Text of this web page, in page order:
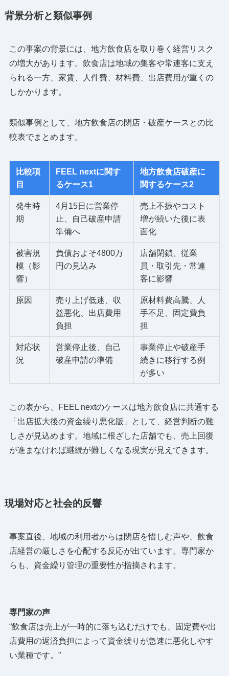
背景分析と類似事例
この事案の背景には、地方飲食店を取り巻く経営リスク
の増大があります。飲食店は地域の集客や常連客に支え
られる一方、家賃、人件費、材料費、出店費用が重くの
しかかります。
類似事例として、地方飲食店の閉店・破産ケースとの比
較表でまとめます。
比較項
目
FEEL nextに関す
るケース1
地方飲食店破産に
関するケース2
発生時
期
4月15日に営業停
止、自己破産申請
準備へ
売上不振やコスト
増が続いた後に表
面化
被害規
模（影
響）
負債およそ4800万
円の見込み
店舗閉鎖、従業
員・取引先・常連
客に影響
原因
売り上げ低迷、収
益悪化、出店費用
負担
原材料費高騰、人
手不足、固定費負
担
対応状
況
営業停止後、自己
破産申請の準備
事業停止や破産手
続きに移行する例
が多い
この表から、FEEL nextのケースは地方飲食店に共通する
「出店拡大後の資金繰り悪化版」として、経営判断の難
しさが見込めます。地域に根ざした店舗でも、売上回復
が進まなければ継続が難しくなる現実が見えてきます。
現場対応と社会的反響
事案直後、地域の利用者からは閉店を惜しむ声や、飲食
店経営の厳しさを心配する反応が出ています。専門家か
らも、資金繰り管理の重要性が指摘されます。
専門家の声
“飲食店は売上が一時的に落ち込むだけでも、固定費や出
店費用の返済負担によって資金繰りが急速に悪化しやす
い業種です。”